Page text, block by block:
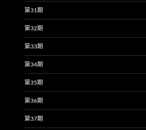
第31期
第32期
第33期
第34期
第35期
第36期
第37期